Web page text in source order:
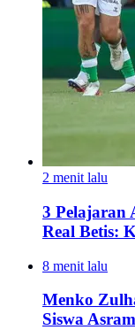
2 menit lalu
3 Pelajaran
Real Betis:
8 menit lalu
Menko
Siswa